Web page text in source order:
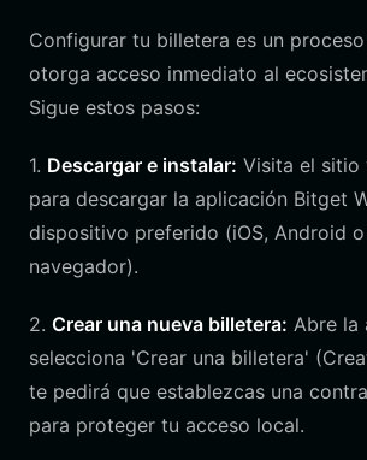
Configurar tu billetera es un
otorga acceso inmediato al
Sigue estos pasos:
1. Descargar e instalar: Visita el sitio
para descargar la aplicación Bitget
dispositivo preferido (iOS, Android
navegador).
2. Crear una nueva billetera: Abre la
selecciona 'Crear una billetera'
te pedirá que establezcas una
para proteger tu acceso local.